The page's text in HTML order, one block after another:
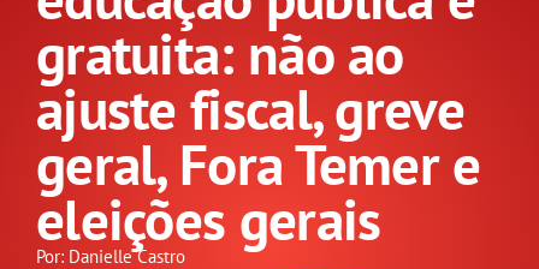
Benefícios
Setor jurídico
PUBLICAÇÕES
CONGRESSOS
GREVE
DOCUMENTOS
gratuita: não ao
ajuste fiscal, greve
geral, Fora Temer e
eleições gerais
Por: Danielle Castro